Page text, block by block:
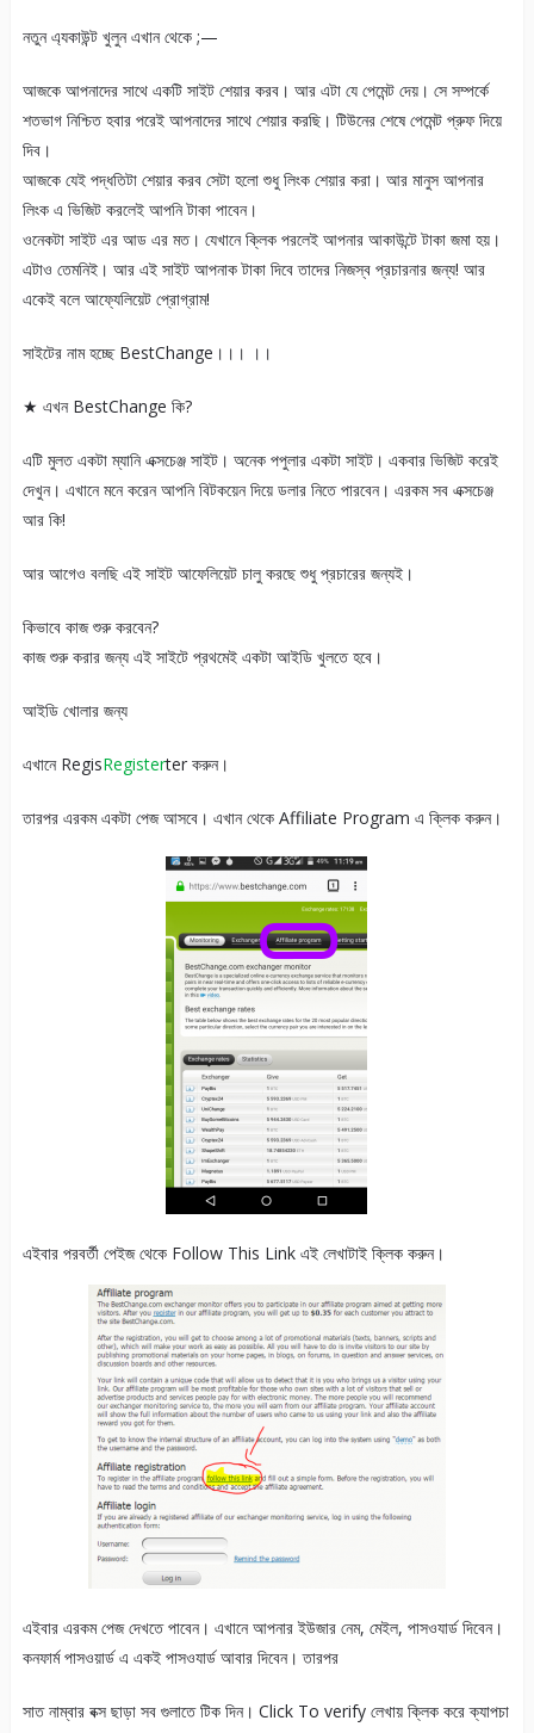
নতুন এ্যকাউন্ট খুলুন এখান থেকে ;—
আজকে আপনাদের সাথে একটি সাইট শেয়ার করব। আর এটা যে পেমেন্ট দেয়। সে সম্পর্কে
শতভাগ নিশ্চিত হবার পরেই আপনাদের সাথে শেয়ার করছি। টিউনের শেষে পেমেন্ট প্রুফ দিয়ে
দিব।
আজকে যেই পদ্ধতিটা শেয়ার করব সেটা হলো শুধু লিংক শেয়ার করা। আর মানুস আপনার
লিংক এ ভিজিট করলেই আপনি টাকা পাবেন।
ওনেকটা সাইট এর আড এর মত। যেখানে ক্লিক পরলেই আপনার আকাউন্টে টাকা জমা হয়।
এটাও তেমনিই। আর এই সাইট আপনাক টাকা দিবে তাদের নিজস্ব প্রচারনার জন্য! আর
একেই বলে আফ্যেলিয়েট প্রোগ্রাম!
সাইটের নাম হচ্ছে BestChange।।। ।।
★ এখন BestChange কি?
এটি মুলত একটা ম্যানি এক্সচেঞ্জ সাইট। অনেক পপুলার একটা সাইট। একবার ভিজিট করেই
দেখুন। এখানে মনে করেন আপনি বিটকয়েন দিয়ে ডলার নিতে পারবেন। এরকম সব এক্সচেঞ্জ
আর কি!
আর আগেও বলছি এই সাইট আফেলিয়েট চালু করছে শুধু প্রচারের জন্যই।
কিভাবে কাজ শুরু করবেন?
কাজ শুরু করার জন্য এই সাইটে প্রথমেই একটা আইডি খুলতে হবে।
আইডি খোলার জন্য
এখানে RegisRegisterter করুন।
তারপর এরকম একটা পেজ আসবে। এখান থেকে Affiliate Program এ ক্লিক করুন।
এইবার পরবর্তী পেইজ থেকে Follow This Link এই লেখাটাই ক্লিক করুন।
এইবার এরকম পেজ দেখতে পাবেন। এখানে আপনার ইউজার নেম, মেইল, পাসওযার্ড দিবেন।
কনফার্ম পাসওয়ার্ড এ একই পাসওযার্ড আবার দিবেন। তারপর
সাত নাম্বার বক্স ছাড়া সব গুলাতে টিক দিন। Click To verify লেখায় ক্লিক করে ক্যাপচা